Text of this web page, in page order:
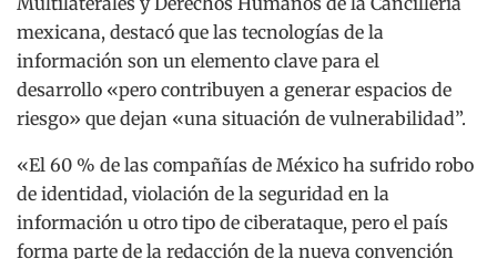
mexicana, destacó que las tecnologías de la
información son un elemento clave para el
desarrollo «pero contribuyen a generar espacios de
riesgo» que dejan «una situación de vulnerabilidad”.
«El 60 % de las compañías de México ha sufrido robo
de identidad, violación de la seguridad en la
información u otro tipo de ciberataque, pero el país
forma parte de la redacción de la nueva convención